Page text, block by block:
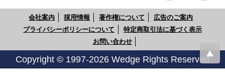
会社案内 採用情報 著作権について
広告のご案内
プライバシーポリシーについて
特定商取引法に基づく表示
お問い合わせ
Copyright © 1997-2026 Wedge Rights Reserved